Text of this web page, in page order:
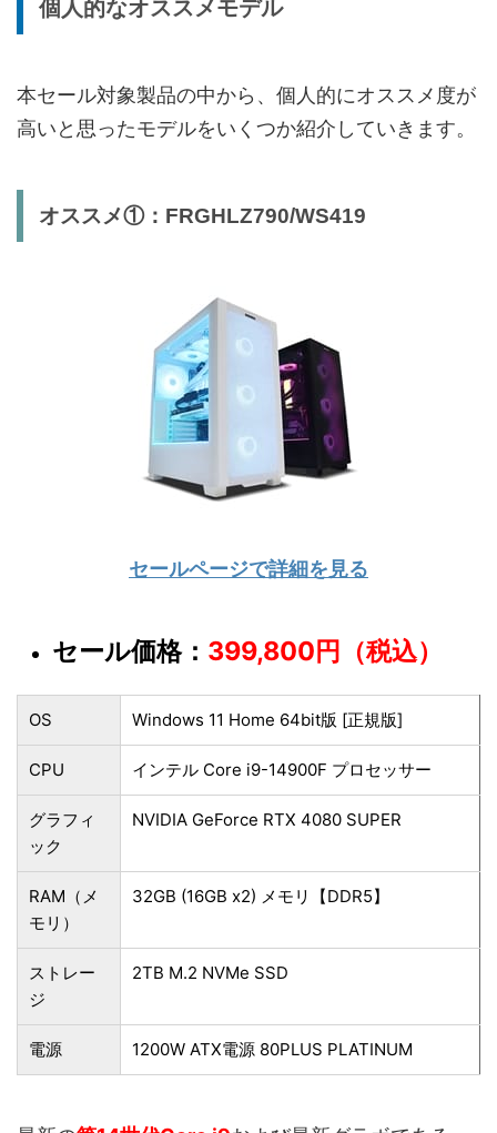
個人的なオススメモデル
本セール対象製品の中から、個人的にオススメ度が
高いと思ったモデルをいくつか紹介していきます。
オススメ①：FRGHLZ790/WS419
セールページで詳細を見る
セール価格： 399,800円（税込）
OS Windows 11 Home 64bit版 [正規版]
CPU インテル Core i9-14900F プロセッサー
グラフィ
ック
NVIDIA GeForce RTX 4080 SUPER
RAM（メ
モリ）
32GB (16GB x2) メモリ【DDR5】
ストレー
ジ
2TB M.2 NVMe SSD
電源 1200W ATX電源 80PLUS PLATINUM